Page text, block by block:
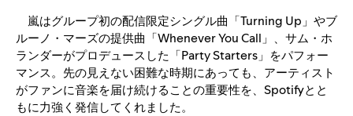
嵐はグループ初の配信限定シングル曲「Turning Up」やブ
ルーノ・マーズの提供曲「Whenever You Call」、サム・ホ
ランダーがプロデュースした「Party Starters」をパフォー
マンス。先の見えない困難な時期にあっても、アーティスト
がファンに音楽を届け続けることの重要性を、Spotifyとと
もに力強く発信してくれました。